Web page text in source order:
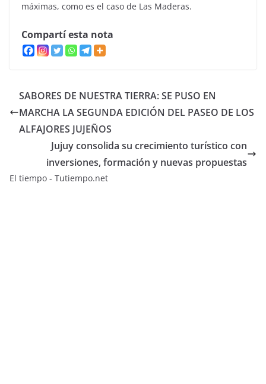
máximas, como es el caso de Las Maderas.
Compartí esta nota
SABORES DE NUESTRA TIERRA: SE PUSO EN
MARCHA LA SEGUNDA EDICIÓN DEL PASEO DE LOS
ALFAJORES JUJEÑOS
Jujuy consolida su crecimiento turístico con
inversiones, formación y nuevas propuestas
El tiempo - Tutiempo.net